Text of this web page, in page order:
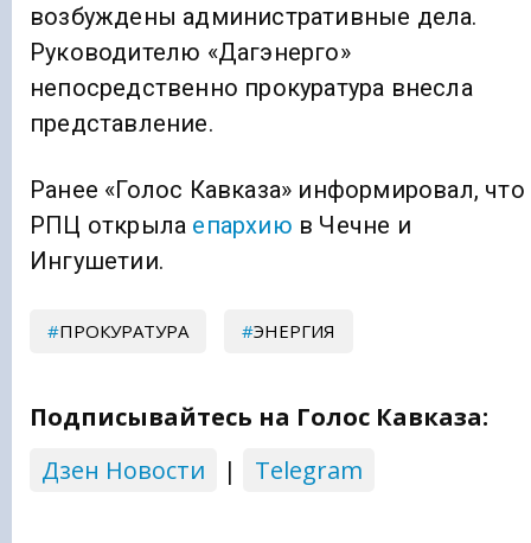
возбуждены административные дела.
Руководителю «Дагэнерго»
непосредственно прокуратура внесла
представление.
Ранее «Голос Кавказа» информировал, что
РПЦ открыла епархию в Чечне и
Ингушетии.
ПРОКУРАТУРА ЭНЕРГИЯ
Подписывайтесь на Голос Кавказа:
Дзен Новости
| Telegram